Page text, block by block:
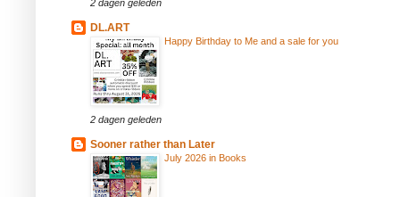
2 dagen geleden
DL.ART
Happy Birthday to Me and a sale for you
2 dagen geleden
Sooner rather than Later
July 2026 in Books